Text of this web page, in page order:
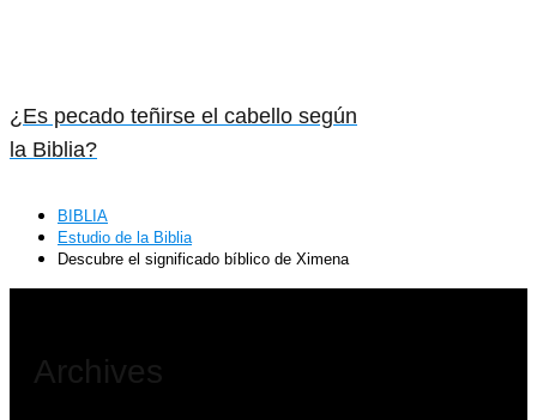
¿Es pecado teñirse el cabello según
la Biblia?
BIBLIA
Estudio de la Biblia
Descubre el significado bíblico de Ximena
Archives